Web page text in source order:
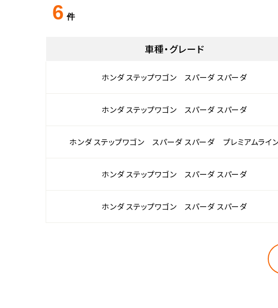
6 件
車種・グレード
ホンダ ステップワゴン スパーダ スパーダ
ホンダ ステップワゴン スパーダ スパーダ
ホンダ ステップワゴン スパーダ スパーダ プレミアムライ
ホンダ ステップワゴン スパーダ スパーダ
ホンダ ステップワゴン スパーダ スパーダ